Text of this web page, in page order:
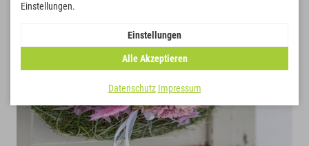
Einstellungen.
Einstellungen
Alle Akzeptieren
Datenschutz Impressum